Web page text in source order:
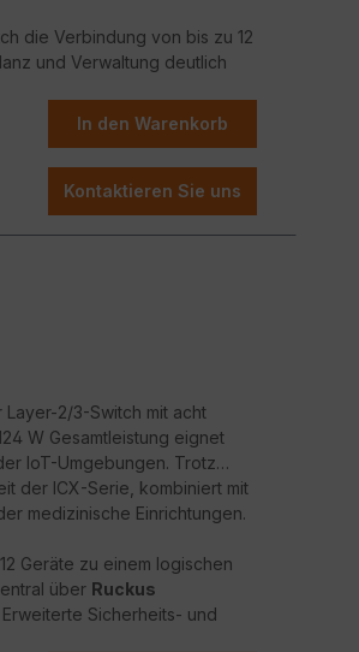
die Verbindung von bis zu 12
und Verwaltung deutlich
oder hohen
,Access Control
stabile, priorisierte
das energieoptimierte sowie
versorgen möchten –
UmgebungenIn den Warenkorb
Kontaktieren Sie uns
2/3-Switch mit acht
W Gesamtleistung eignet
IoT-Umgebungen. Trotz
der ICX-Serie, kombiniert mit
medizinische Einrichtungen.
12 Geräte zu einem logischen
über Ruckus
Sicherheits- und